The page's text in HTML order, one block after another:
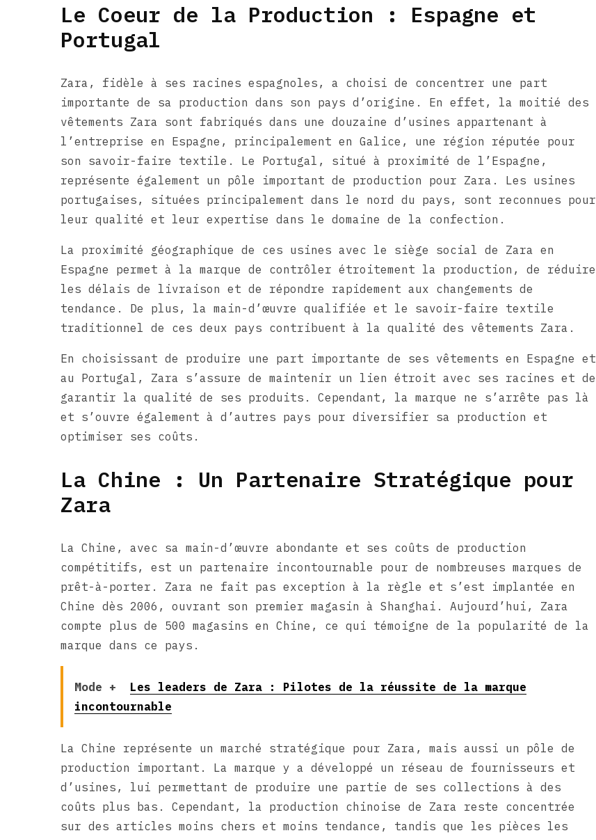
Le Coeur de la Production : Espagne et
Portugal
Zara, fidèle à ses racines espagnoles, a choisi de concentrer une part
importante de sa production dans son pays d’origine. En effet, la moitié des
vêtements Zara sont fabriqués dans une douzaine d’usines appartenant à
l’entreprise en Espagne, principalement en Galice, une région réputée pour
son savoir-faire textile. Le Portugal, situé à proximité de l’Espagne,
représente également un pôle important de production pour Zara. Les usines
portugaises, situées principalement dans le nord du pays, sont reconnues pour
leur qualité et leur expertise dans le domaine de la confection.
La proximité géographique de ces usines avec le siège social de Zara en
Espagne permet à la marque de contrôler étroitement la production, de réduire
les délais de livraison et de répondre rapidement aux changements de
tendance. De plus, la main-d’œuvre qualifiée et le savoir-faire textile
traditionnel de ces deux pays contribuent à la qualité des vêtements Zara.
En choisissant de produire une part importante de ses vêtements en Espagne et
au Portugal, Zara s’assure de maintenir un lien étroit avec ses racines et de
garantir la qualité de ses produits. Cependant, la marque ne s’arrête pas là
et s’ouvre également à d’autres pays pour diversifier sa production et
optimiser ses coûts.
La Chine : Un Partenaire Stratégique pour
Zara
La Chine, avec sa main-d’œuvre abondante et ses coûts de production
compétitifs, est un partenaire incontournable pour de nombreuses marques de
prêt-à-porter. Zara ne fait pas exception à la règle et s’est implantée en
Chine dès 2006, ouvrant son premier magasin à Shanghai. Aujourd’hui, Zara
compte plus de 500 magasins en Chine, ce qui témoigne de la popularité de la
marque dans ce pays.
Mode +
Les leaders de Zara : Pilotes de la réussite de la marque
incontournable
La Chine représente un marché stratégique pour Zara, mais aussi un pôle de
production important. La marque y a développé un réseau de fournisseurs et
d’usines, lui permettant de produire une partie de ses collections à des
coûts plus bas. Cependant, la production chinoise de Zara reste concentrée
sur des articles moins chers et moins tendance, tandis que les pièces les